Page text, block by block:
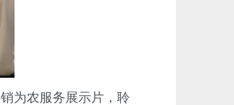
为农服务展示片，聆